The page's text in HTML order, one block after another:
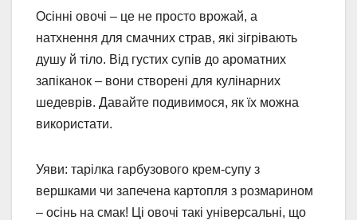
Осінні овочі – це не просто врожай, а
натхнення для смачних страв, які зігрівають
душу й тіло. Від густих супів до ароматних
запіканок – вони створені для кулінарних
шедеврів. Давайте подивимося, як їх можна
використати.
Уяви: тарілка гарбузового крем-супу з
вершками чи запечена картопля з розмарином
– осінь на смак! Ці овочі такі універсальні, що